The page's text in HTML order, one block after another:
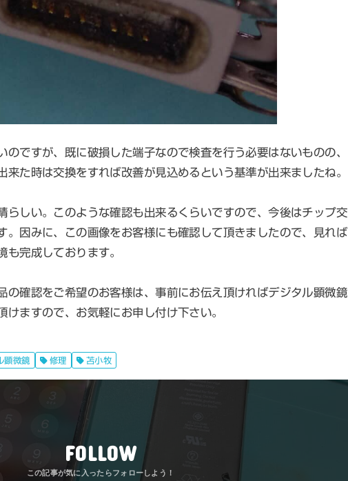
のですが、既に破損した端子なので検査を行う必要はないものの、
来た時は交換をすれば改善が見込めるという基準が出来ましたね。
らしい。このような確認も出来るくらいですので、今後はチップ交
。因みに、この画像をお客様にも確認して頂きましたので、見れば
も完成しております。
の確認をご希望のお客様は、事前にお伝え頂ければデジタル顕微鏡
けますので、お気軽にお申し付け下さい。
顕微鏡 修理 苫小牧
FOLLOW